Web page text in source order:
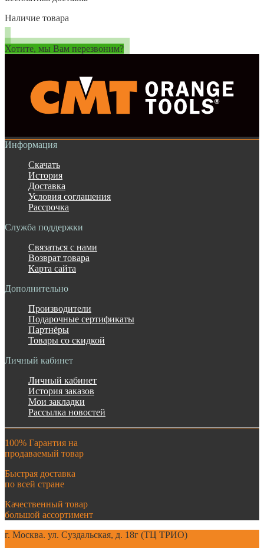
Наличие товара
Хотите, мы Вам перезвоним?
Информация
Скачать
История
Доставка
Условия соглашения
Рассрочка
Служба поддержки
Связаться с нами
Возврат товара
Карта сайта
Дополнительно
Производители
Подарочные сертификаты
Партнёры
Товары со скидкой
Личный кабинет
Личный кабинет
История заказов
Мои закладки
Рассылка новостей
100% Гарантия на
продаваемый товар
Быстрая доставка
по всей стране
Качественный товар
большой ассортимент
г. Москва. ул. Суздальская, д. 18г (ТЦ ТРИО)